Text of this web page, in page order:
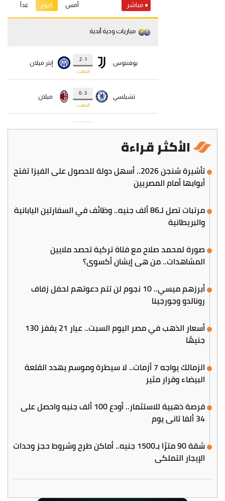
الأكثر قراءة
تأشيرة شنجن 2026.. أسهل دولة للحصول على الفيزا تفتح
أبوابها أمام المصريين
مرتبات تصل لـ86 ألف جنيه.. وظائف في السفارتين اليابانية
والبريطانية
صورة لمحمد صلاح مع فتاة تركية تحصد ملايين
المشاهدات.. من هي إيشان أكسوي؟
أبرزهم ميسي.. 10 نجوم لن تتم دعوتهم لحفل زفاف
رونالدو وجورجينا
أسعار الذهب في مصر اليوم السبت.. عيار 21 يقفز 130
جنيهًا
الزمالك يواجه 7 أزمات.. لا سيطرة وموسم يهدد القلعة
البيضاء وقرار مثير
فرصة ذهبية للاستثمار.. أودع 100 ألف جنيه واحصل على
34 ألفا تاني يوم
شقة 90 مترًا بـ1500 جنيه.. أماكن طرح وشروط حجز وحدات
الإيجار التملكي